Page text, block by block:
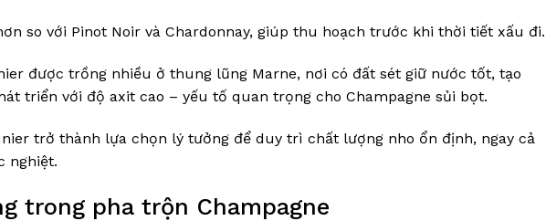
so với Pinot Noir và Chardonnay, giúp thu hoạch trước khi thời tiết xấu đi.
được trồng nhiều ở thung lũng Marne, nơi có đất sét giữ nước tốt, tạo
triển với độ axit cao – yếu tố quan trọng cho Champagne sủi bọt.
trở thành lựa chọn lý tưởng để duy trì chất lượng nho ổn định, ngay cả
nghiệt.
trong pha trộn Champagne